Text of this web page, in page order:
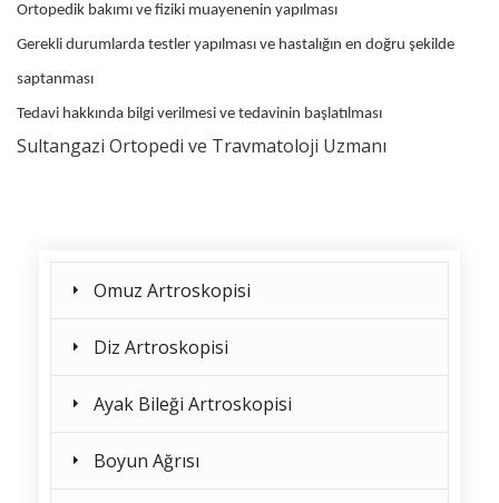
Ortopedik bakımı ve fiziki muayenenin yapılması
Gerekli durumlarda testler yapılması ve hastalığın en doğru şekilde
saptanması
Tedavi hakkında bilgi verilmesi ve tedavinin başlatılması
Sultangazi Ortopedi ve Travmatoloji Uzmanı
Omuz Artroskopisi
Diz Artroskopisi
Ayak Bileği Artroskopisi
Boyun Ağrısı